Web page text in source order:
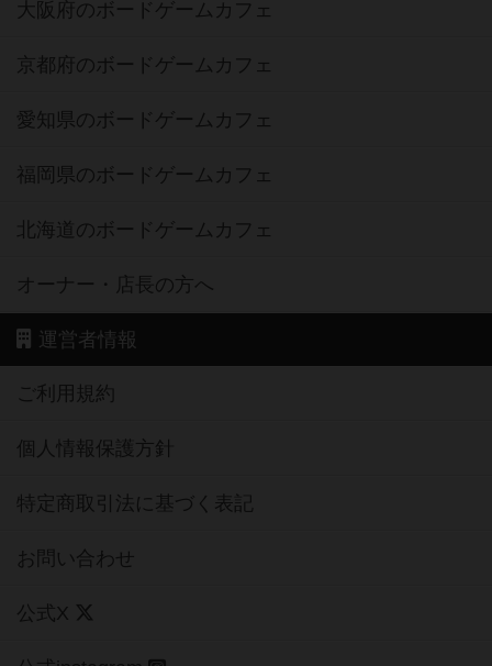
大阪府のボードゲームカフェ
京都府のボードゲームカフェ
愛知県のボードゲームカフェ
福岡県のボードゲームカフェ
北海道のボードゲームカフェ
オーナー・店長の方へ
運営者情報
ご利用規約
個人情報保護方針
特定商取引法に基づく表記
お問い合わせ
公式X